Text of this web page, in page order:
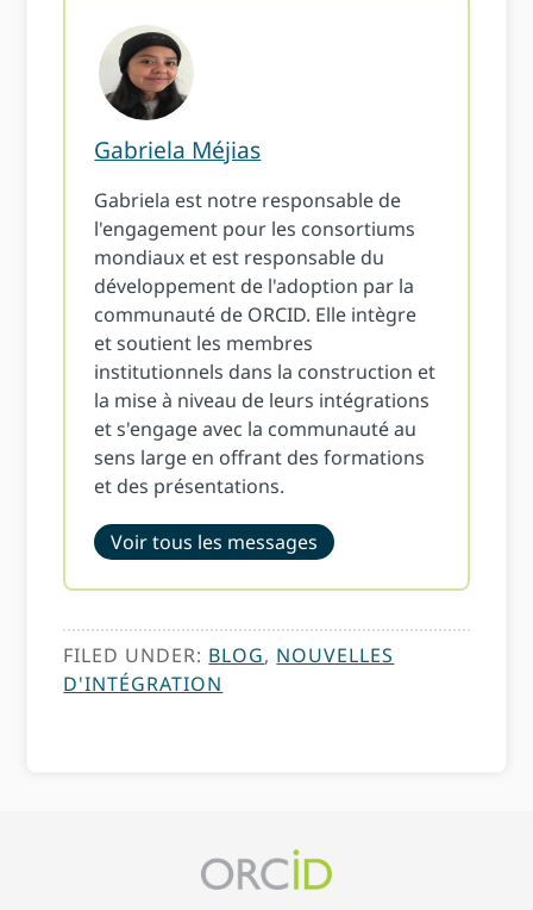
Gabriela Méjias
Gabriela est notre responsable de
l'engagement pour les consortiums
mondiaux et est responsable du
développement de l'adoption par la
communauté de ORCID. Elle intègre
et soutient les membres
institutionnels dans la construction et
la mise à niveau de leurs intégrations
et s'engage avec la communauté au
sens large en offrant des formations
et des présentations.
Voir tous les messages
FILED UNDER: BLOG, NOUVELLES
D'INTÉGRATION